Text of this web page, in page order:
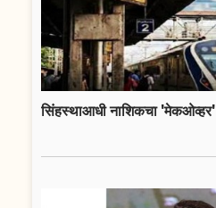
सिंहस्थाआधी नाशिकचा 'मेकओव्हर'